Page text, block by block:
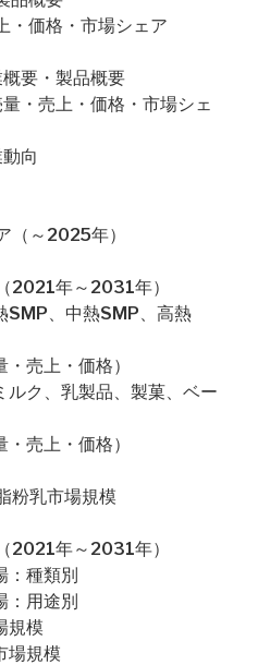
・価格・市場シェア
要・製品概要
・売上・価格・市場シェ
向
（～2025年）
2021年～2031年）
SMP、中熱SMP、高熱
売上・価格）
ルク、乳製品、製菓、ベー
売上・価格）
粉乳市場規模
2021年～2031年）
：種類別
：用途別
規模
場規模